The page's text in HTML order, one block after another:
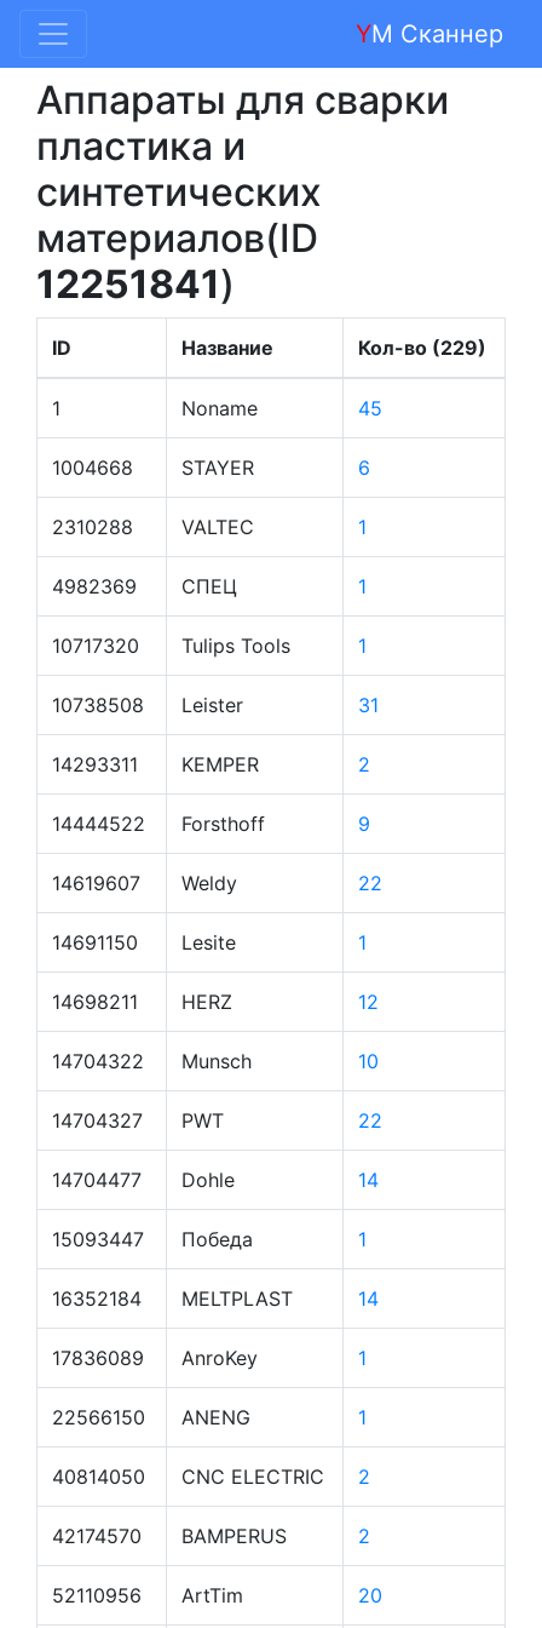
YM Сканнер
Аппараты для сварки
пластика и
синтетических
материалов(ID
12251841)
ID Название Кол-во (229)
1 Noname 45
1004668 STAYER 6
2310288 VALTEC 1
4982369 СПЕЦ 1
10717320 Tulips Tools 1
10738508 Leister 31
14293311 KEMPER 2
14444522 Forsthoff 9
14619607 Weldy 22
14691150 Lesite 1
14698211 HERZ 12
14704322 Munsch 10
14704327 PWT 22
14704477 Dohle 14
15093447 Победа 1
16352184 MELTPLAST 14
17836089 AnroKey 1
22566150 ANENG 1
40814050 CNC ELECTRIC 2
42174570 BAMPERUS 2
52110956 ArtTim 20